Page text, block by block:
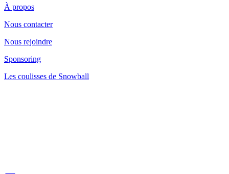
À propos
Nous contacter
Nous rejoindre
Sponsoring
Les coulisses de Snowball